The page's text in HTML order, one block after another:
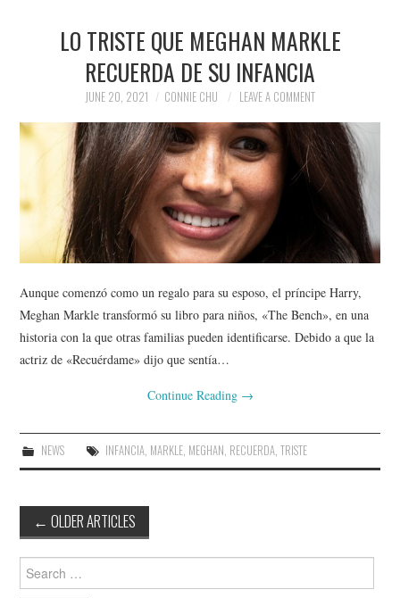
LO TRISTE QUE MEGHAN MARKLE
RECUERDA DE SU INFANCIA
JUNE 20, 2021 CONNIE CHU LEAVE A COMMENT
Aunque comenzó como un regalo para su esposo, el príncipe Harry,
Meghan Markle transformó su libro para niños, «The Bench», en una
historia con la que otras familias pueden identificarse. Debido a que la
actriz de «Recuérdame» dijo que sentía…
Continue Reading →
NEWS INFANCIA, MARKLE, MEGHAN, RECUERDA, TRISTE
Post
navigation
← OLDER ARTICLES
Search
for: